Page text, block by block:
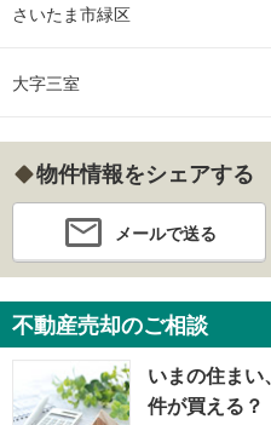
さいたま市緑区
大字三室
物件情報をシェアする
メールで送る
不動産売却のご相談
いまの住ま
件が買える？